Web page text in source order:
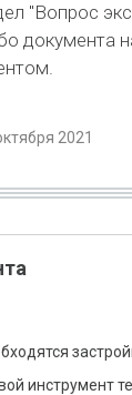
"Вопрос
документа
2021
инструмент